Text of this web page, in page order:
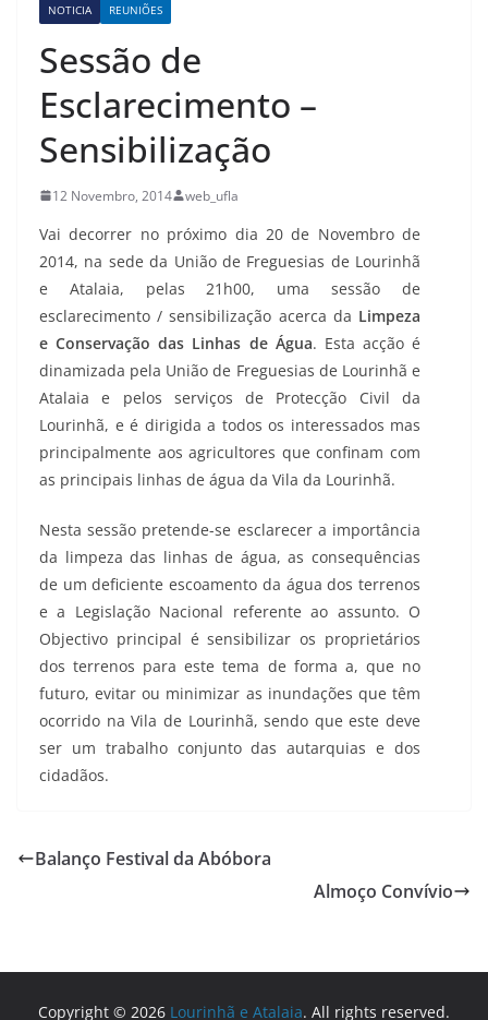
NOTICIA REUNIÕES
Sessão de
Esclarecimento –
Sensibilização
12 Novembro, 2014 web_ufla
Vai decorrer no próximo dia 20 de Novembro de
2014, na sede da União de Freguesias de Lourinhã
e Atalaia, pelas 21h00, uma sessão de
esclarecimento / sensibilização acerca da Limpeza
e Conservação das Linhas de Água. Esta acção é
dinamizada pela União de Freguesias de Lourinhã e
Atalaia e pelos serviços de Protecção Civil da
Lourinhã, e é dirigida a todos os interessados mas
principalmente aos agricultores que confinam com
as principais linhas de água da Vila da Lourinhã.
Nesta sessão pretende-se esclarecer a importância
da limpeza das linhas de água, as consequências
de um deficiente escoamento da água dos terrenos
e a Legislação Nacional referente ao assunto. O
Objectivo principal é sensibilizar os proprietários
dos terrenos para este tema de forma a, que no
futuro, evitar ou minimizar as inundações que têm
ocorrido na Vila de Lourinhã, sendo que este deve
ser um trabalho conjunto das autarquias e dos
cidadãos.
Balanço Festival da Abóbora
Almoço Convívio
Copyright © 2026 Lourinhã e Atalaia. All rights reserved.